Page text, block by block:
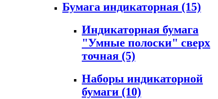
Бумага индикаторная (15)
Индикаторная бумага
"Умные полоски" сверх
точная (5)
Наборы индикаторной
бумаги (10)